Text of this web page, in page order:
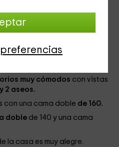
espacio habitable.
de la chimenea
de pino.
y muy placentera da ganas de
aprovecha este
muy cómodos con vistas
y 2 aseos.
con una cama doble de 160.
doble de 140 y una cama
la casa es muy alegre.